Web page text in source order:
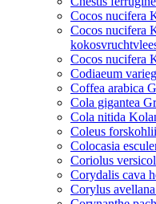
Cocos nucifera
Cocos nucifera
Cocos nucifera
Codiaeum
Coffea arabica
Cola gigantea
Cola nitida
Coleus
Colocasia
Coriolus
Corydalis cava
Corylus